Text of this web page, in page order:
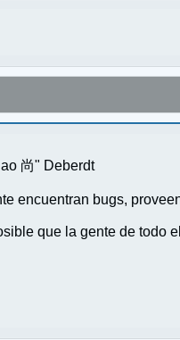
尚" Deberdt
encuentran bugs,
que la gente de todo